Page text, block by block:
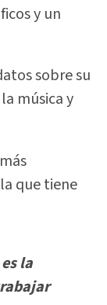
y un
sobre su
música y
que tiene
la